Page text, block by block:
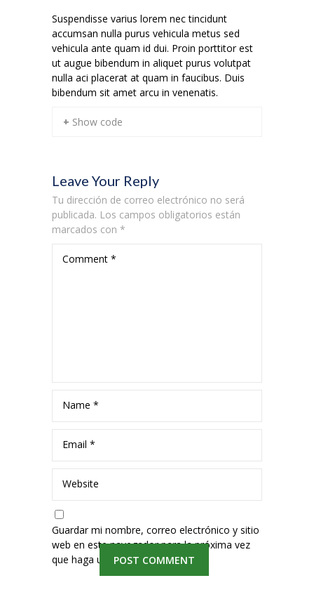
Suspendisse varius lorem nec tincidunt
accumsan nulla purus vehicula metus sed
vehicula ante quam id dui. Proin porttitor est
ut augue bibendum in aliquet purus volutpat
nulla aci placerat at quam in faucibus. Duis
bibendum sit amet arcu in venenatis.
+ Show code
Leave Your Reply
Tu dirección de correo electrónico no será
publicada. Los campos obligatorios están
marcados con *
Comment *
Name *
Email *
Website
Guardar mi nombre, correo electrónico y sitio
web en este navegador para la próxima vez
que haga un comentario.